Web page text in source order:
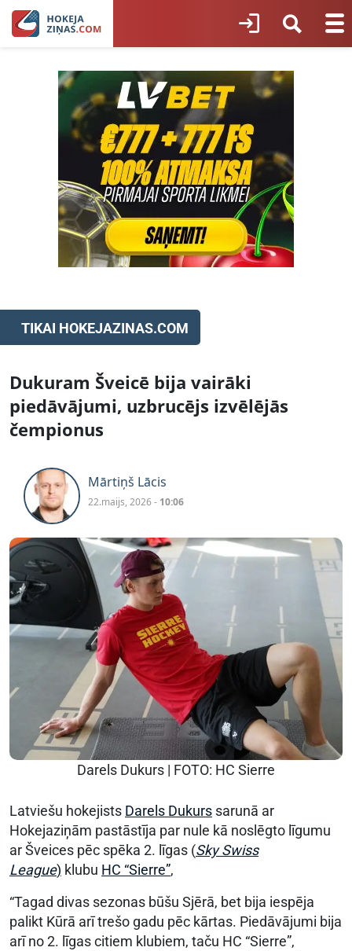
TIKAI HOKEJAZINAS.COM
Dukuram Šveicē bija vairāki
piedāvājumi, uzbrucējs izvēlējās
čempionus
Mārtiņš Lācis
22.maijs, 2026 - 10:06
Darels Dukurs | FOTO: HC Sierre
Latviešu hokejists Darels Dukurs sarunā ar
Hokejaziņām pastāstīja par nule kā noslēgto līgumu
ar Šveices pēc spēka 2. līgas (Sky Swiss
League) klubu HC “Sierre”,
“Tagad divas sezonas būšu Sjērā, bet bija iespēja
palikt Kūrā arī trešo gadu pēc kārtas. Piedāvājumi bija
arī no 2. līgas citiem klubiem, taču HC “Sierre”,